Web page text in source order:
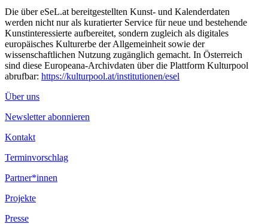
Die über eSeL.at bereitgestellten Kunst- und Kalenderdaten
werden nicht nur als kuratierter Service für neue und bestehende
Kunstinteressierte aufbereitet, sondern zugleich als digitales
europäisches Kulturerbe der Allgemeinheit sowie der
wissenschaftlichen Nutzung zugänglich gemacht. In Österreich
sind diese Europeana-Archivdaten über die Plattform Kulturpool
abrufbar: https://kulturpool.at/institutionen/esel
Über uns
Newsletter abonnieren
Kontakt
Terminvorschlag
Partner*innen
Projekte
Presse